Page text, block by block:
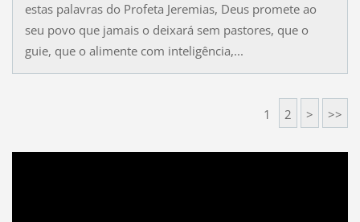
estas palavras do Profeta Jeremias, Deus promete ao
seu povo que jamais o deixará sem pastores, que o
guie, que o alimente com inteligência,...
1 2 > >>